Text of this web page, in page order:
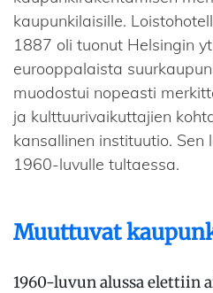
kaupunkilaisille.
1887 oli tuonut Helsingin
eurooppalaista
muodostui nopeasti
ja kulttuurivaikuttajien
kansallinen instituutio. Sen
1960-luvulle tultaessa.
Muuttuvat
1960-luvun alussa elettiin